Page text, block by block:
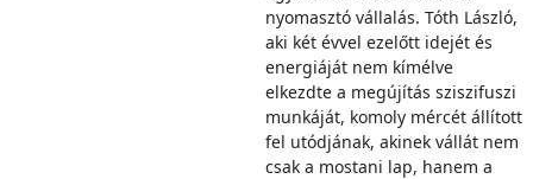
nyomasztó vállalás. Tóth László,
aki két évvel ezelőtt idejét és
energiáját nem kímélve
elkezdte a megújítás sziszifuszi
munkáját, komoly mércét állított
fel utódjának, akinek vállát nem
csak a mostani lap, hanem a